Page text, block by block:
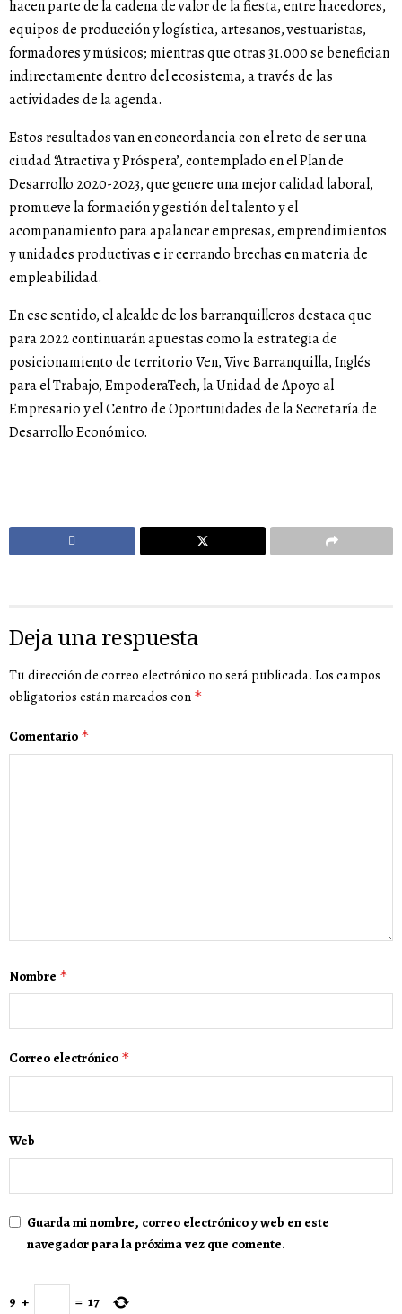
hacen parte de la cadena de valor de la fiesta, entre hacedores,
equipos de producción y logística, artesanos, vestuaristas,
formadores y músicos; mientras que otras 31.000 se benefician
indirectamente dentro del ecosistema, a través de las
actividades de la agenda.
Estos resultados van en concordancia con el reto de ser una
ciudad ‘Atractiva y Próspera’, contemplado en el Plan de
Desarrollo 2020-2023, que genere una mejor calidad laboral,
promueve la formación y gestión del talento y el
acompañamiento para apalancar empresas, emprendimientos
y unidades productivas e ir cerrando brechas en materia de
empleabilidad.
En ese sentido, el alcalde de los barranquilleros destaca que
para 2022 continuarán apuestas como la estrategia de
posicionamiento de territorio Ven, Vive Barranquilla, Inglés
para el Trabajo, EmpoderaTech, la Unidad de Apoyo al
Empresario y el Centro de Oportunidades de la Secretaría de
Desarrollo Económico.
Deja una respuesta
Tu dirección de correo electrónico no será publicada. Los campos
obligatorios están marcados con *
Comentario *
Nombre *
Correo electrónico *
Web
Guarda mi nombre, correo electrónico y web en este
navegador para la próxima vez que comente.
9 + = 17